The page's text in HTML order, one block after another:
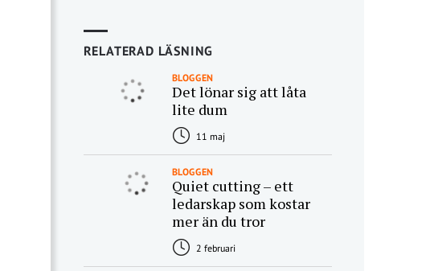
RELATERAD LÄSNING
BLOGGEN
Det lönar sig att låta
lite dum
11 maj
BLOGGEN
Quiet cutting – ett
ledarskap som kostar
mer än du tror
2 februari